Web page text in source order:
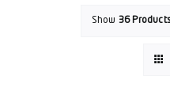
Show 36